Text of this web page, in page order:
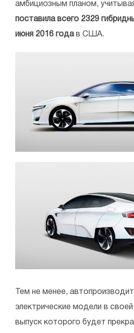
амбициозным планом,
поставила всего 2329
июня 2016 годав США.
Тем не менее,
электрические модели в
выпуск которого будет